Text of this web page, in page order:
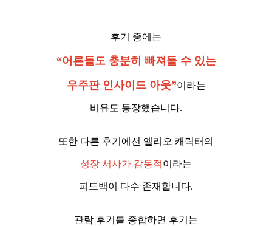
후기 중에는
“어른들도 충분히 빠져들 수 있는
우주판 인사이드 아웃”이라는
비유도 등장했습니다.
또한 다른 후기에선 엘리오 캐릭터의
성장 서사가 감동적이라는
피드백이 다수 존재합니다.
관람 후기를 종합하면 후기는